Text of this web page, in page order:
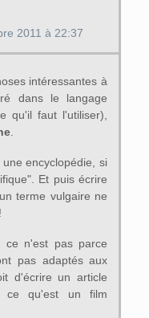
2011 à 22:37
intéressantes à
dans le langage
qu'il faut l'utiliser),
.
encyclopédie, si
Et puis écrire
terme vulgaire ne
ce n'est pas parce
pas adaptés aux
d'écrire un article
ce qu'est un film